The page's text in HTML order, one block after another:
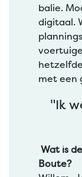
balie.
digitaal.
met een
"Ik
Wat is
Boute?